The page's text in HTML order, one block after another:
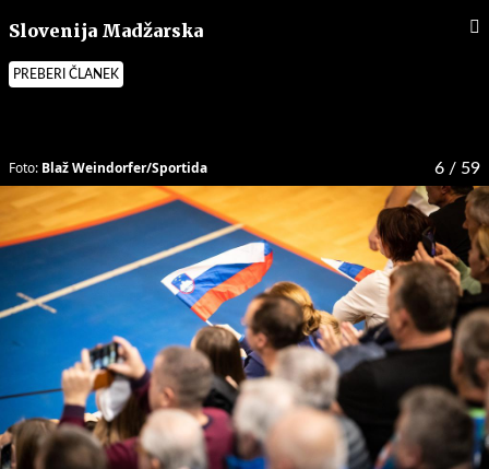
Slovenija Madžarska
PREBERI ČLANEK
6 / 59
Foto: Blaž Weindorfer/Sportida